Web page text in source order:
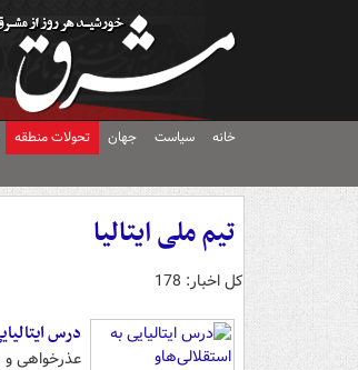
خانه سیاست جهان تحولات منطقه
تیم ملی ایتالیا
کل اخبار: 178
درس
عذرخواهی و